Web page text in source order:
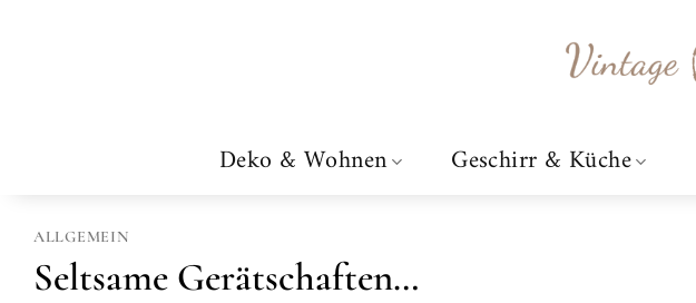
Deko & Wohnen Geschirr & Küche
ALLGEMEIN
Seltsame Gerätschaften…